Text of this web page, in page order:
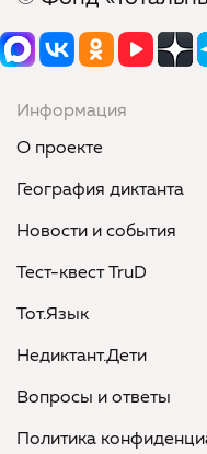
Информация
О проекте
География диктанта
Новости и события
Тест-квест TruD
Тот.Язык
Недиктант.Дети
Вопросы и ответы
Политика